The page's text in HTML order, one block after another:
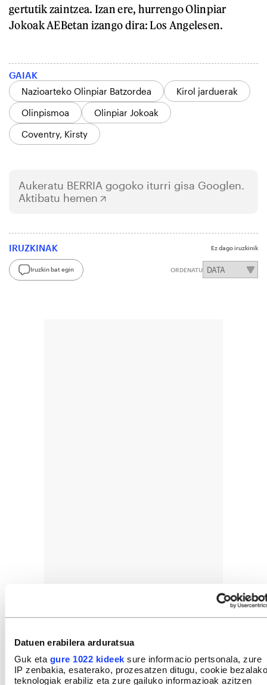
Datuen erabilera arduratsua
Guk eta gure 1022 kideek sure informacio pertsonala, zure
IP zenbakia, esaterako, prozesatzen ditugu, cookie bezalako
teknologiak erabiliz eta zure gailuko informazioak azitzen
gertutik zaintzea. Izan ere, hurrengo Olinpiar
Jokoak AEBetan izango dira: Los Angelesen.
GAIAK
Nazioarteko Olinpiar Batzordea
Kirol jarduerak
Olinpismoa
Olinpiar Jokoak
Coventry, Kirsty
Aukeratu BERRIA gogoko iturri gisa Googlen.
Aktibatu hemen
IRUZKINAK Ez dago iruzkinik
Iruzkin bat egin ORDENATU